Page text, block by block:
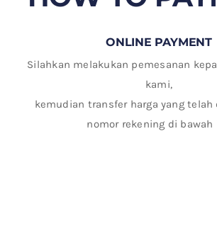
ONLINE PAYMENT
Silahkan melakukan pemesanan
kami,
kemudian transfer harga yang telah
nomor rekening di bawah